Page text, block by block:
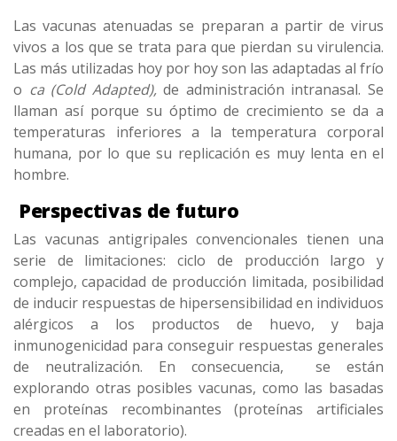
Las vacunas atenuadas se preparan a partir de virus
vivos a los que se trata para que pierdan su virulencia.
Las más utilizadas hoy por hoy son las adaptadas al frío
o ca (Cold Adapted),de administración intranasal. Se
llaman así porque su óptimo de crecimiento se da a
temperaturas inferiores a la temperatura corporal
humana, por lo que su replicación es muy lenta en el
hombre.
Perspectivas de futuro
Las vacunas antigripales convencionales tienen una
serie de limitaciones: ciclo de producción largo y
complejo, capacidad de producción limitada, posibilidad
de inducir respuestas de hipersensibilidad en individuos
alérgicos a los productos de huevo, y baja
inmunogenicidad para conseguir respuestas generales
de neutralización. En consecuencia, se están
explorando otras posibles vacunas, como las basadas
en proteínas recombinantes (proteínas artificiales
creadas en el laboratorio).